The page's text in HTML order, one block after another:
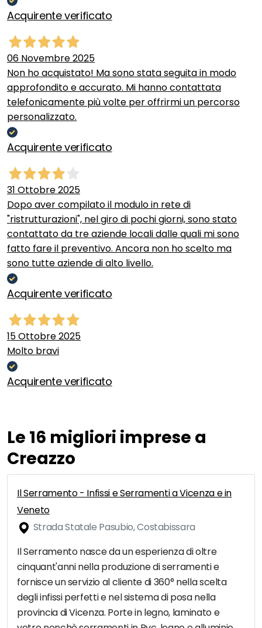
Acquirente verificato
06 Novembre 2025
Non ho acquistato! Ma sono stata seguita in modo
approfondito e accurato. Mi hanno contattata
telefonicamente più volte per offrirmi un percorso
personalizzato.
Acquirente verificato
31 Ottobre 2025
Dopo aver compilato il modulo in rete di
"ristrutturazioni", nel giro di pochi giorni, sono stato
contattato da tre aziende locali dalle quali mi sono
fatto fare il preventivo. Ancora non ho scelto ma
sono tutte aziende di alto livello.
Acquirente verificato
15 Ottobre 2025
Molto bravi
Acquirente verificato
Le 16 migliori imprese a
Creazzo
Il Serramento - Infissi e Serramenti a Vicenza e in
Veneto
Strada Statale Pasubio, Costabissara
Il Serramento nasce da un esperienza di oltre
cinquant'anni nella produzione di serramenti e
fornisce un servizio al cliente di 360° nella scelta
degli infissi perfetti e nel sistema di posa nella
provincia di Vicenza. Porte in legno, laminato e